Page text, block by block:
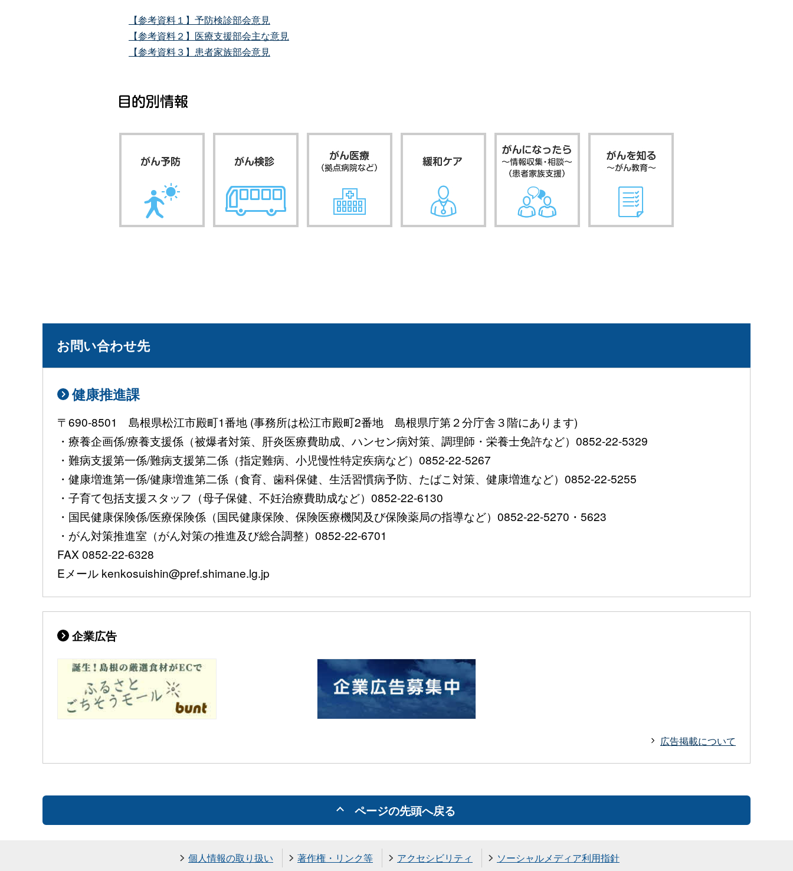
【参考資料１】予防検診部会意見
【参考資料２】医療支援部会主な意見
【参考資料３】患者家族部会意見
お問い合わせ先
健康推進課
〒690-8501 島根県松江市殿町1番地 (事務所は松江市殿町2番地 島根県庁第２分庁舎３階にあります)
・療養企画係/療養支援係（被爆者対策、肝炎医療費助成、ハンセン病対策、調理師・栄養士免許など）0852-22-5329
・難病支援第一係/難病支援第二係（指定難病、小児慢性特定疾病など）0852-22-5267
・健康増進第一係/健康増進第二係（食育、歯科保健、生活習慣病予防、たばこ対策、健康増進など）0852-22-5255
・子育て包括支援スタッフ（母子保健、不妊治療費助成など）0852-22-6130
・国民健康保険係/医療保険係（国民健康保険、保険医療機関及び保険薬局の指導など）0852-22-5270・5623
・がん対策推進室（がん対策の推進及び総合調整）0852-22-6701
FAX 0852-22-6328
Eメール kenkosuishin@pref.shimane.lg.jp
企業広告
広告掲載について
ページの先頭へ戻る
個人情報の取り扱い 著作権・リンク等 アクセシビリティ ソーシャルメディア利用指針